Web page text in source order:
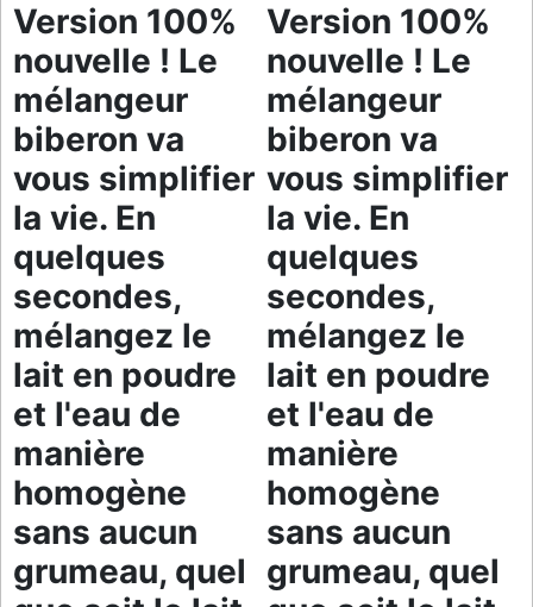
Version 100%
nouvelle ! Le
mélangeur
biberon va
vous simplifier
la vie. En
quelques
secondes,
mélangez le
lait en poudre
et l'eau de
manière
homogène
sans aucun
grumeau, quel
Version 100%
nouvelle ! Le
mélangeur
biberon va
vous simplifier
la vie. En
quelques
secondes,
mélangez le
lait en poudre
et l'eau de
manière
homogène
sans aucun
grumeau, quel